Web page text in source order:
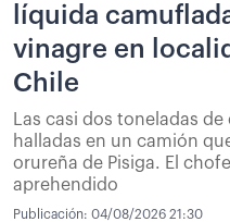
líquida
vinagre en
Chile
Las casi dos toneladas
halladas en un camión
orureña de Pisiga. El
aprehendido
Publicación: 04/08/2026 21:30